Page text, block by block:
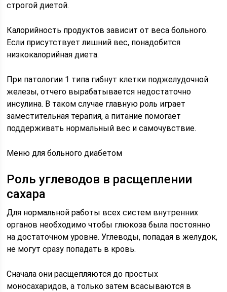
строгой диетой.
Калорийность продуктов зависит от веса больного.
Если присутствует лишний вес, понадобится
низкокалорийная диета.
При патологии 1 типа гибнут клетки поджелудочной
железы, отчего вырабатывается недостаточно
инсулина. В таком случае главную роль играет
заместительная терапия, а питание помогает
поддерживать нормальный вес и самочувствие.
Меню для больного диабетом
Роль углеводов в расщеплении
сахара
Для нормальной работы всех систем внутренних
органов необходимо чтобы глюкоза была постоянно
на достаточном уровне. Углеводы, попадая в желудок,
не могут сразу попадать в кровь.
Сначала они расщепляются до простых
моносахаридов, а только затем всасываются в